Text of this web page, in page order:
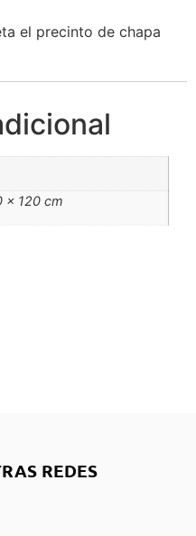
el precinto de chapa
× 120 cm
REDES